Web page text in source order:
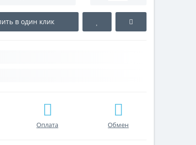
в один клик
Оплата Обмен